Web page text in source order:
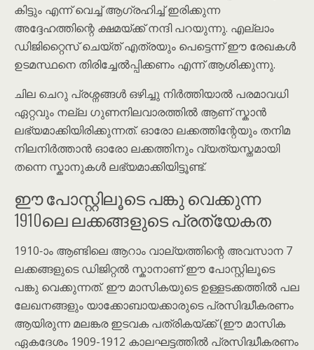
കിട്ടും എന്ന് വെച്ച് ആഗ്രഹിച്ച് ഇരിക്കുന്ന
അദ്ദേഹത്തിന്റെ ക്ഷമയ്ക്ക് നന്ദി പറയുന്നു. എല്ലാം
ഡിജിറ്റൈസ് ചെയ്ത് എത്രയും പെട്ടെന്ന് ഈ രേഖകൾ
ഉടമസ്ഥനെ തിരിച്ചേൽപ്പിക്കണം എന്ന് ആശിക്കുന്നു.
ചില ചെറു പ്രശ്നങ്ങൾ ഒഴിച്ചു നിർത്തിയാൽ പരമാവധി
ഏറ്റവും നല്ല ഗുണനിലവാരത്തിൽ ആണ് സ്കാൻ
ലഭ്യമാക്കിയിരിക്കുന്നത്. ഓരോ ലക്കത്തിന്റേയും തനിമ
നിലനിർത്താൻ ഓരോ ലക്കത്തിനും വ്യത്യസ്തമായി
തന്നെ സ്കാനുകൾ ലഭ്യമാക്കിയിട്ടൂണ്ട്.
ഈ പോസ്റ്റിലൂടെ പങ്കു വെക്കുന്ന
1910ലെ ലക്കങ്ങളുടെ പ്രത്യേകത
1910-ാം ആണ്ടിലെ ആറാം വാല്യത്തിന്റെ അവസാന 7
ലക്കങ്ങളുടെ ഡിജിറ്റൽ സ്കാനാണ് ഈ പോസ്റ്റിലൂടെ
പങ്കു വെക്കുന്നത്. ഈ മാസികയുടെ ഉള്ളടക്കത്തിൽ പല
ലേഖനങ്ങളും യാക്കോബായക്കാരുടെ പ്രസിദ്ധീകരണം
ആയിരുന്ന മലങ്കര ഇടവക പത്രികയ്ക്ക് (ഈ മാസിക
ഏകദേശം 1909-1912 കാലഘട്ടത്തിൽ പ്രസിദ്ധീകരണം